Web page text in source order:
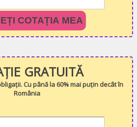
COTAȚIA MEA
GRATUITĂ
Cu până la 60% mai puțin decât în
România